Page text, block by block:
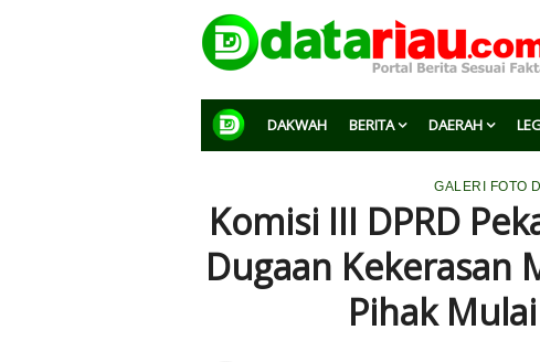
DAKWAH BERITA DAERAH
GALERI FOTO
Komisi III DPRD
Dugaan Kekerasan
Pihak